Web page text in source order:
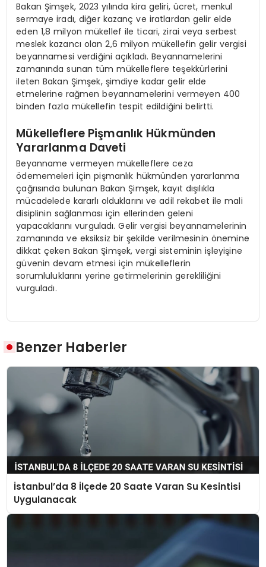
Bakan Şimşek, 2023 yılında kira geliri, ücret, menkul
sermaye iradı, diğer kazanç ve iratlardan gelir elde
eden 1,8 milyon mükellef ile ticari, zirai veya serbest
meslek kazancı olan 2,6 milyon mükellefin gelir vergisi
beyannamesi verdiğini açıkladı. Beyannamelerini
zamanında sunan tüm mükelleflere teşekkürlerini
ileten Bakan Şimşek, şimdiye kadar gelir elde
etmelerine rağmen beyannamelerini vermeyen 400
binden fazla mükellefin tespit edildiğini belirtti.
Mükelleflere Pişmanlık Hükmünden
Yararlanma Daveti
Beyanname vermeyen mükelleflere ceza
ödememeleri için pişmanlık hükmünden yararlanma
çağrısında bulunan Bakan Şimşek, kayıt dışılıkla
mücadelede kararlı olduklarını ve adil rekabet ile mali
disiplinin sağlanması için ellerinden geleni
yapacaklarını vurguladı. Gelir vergisi beyannamelerinin
zamanında ve eksiksiz bir şekilde verilmesinin önemine
dikkat çeken Bakan Şimşek, vergi sisteminin işleyişine
güvenin devam etmesi için mükelleflerin
sorumluluklarını yerine getirmelerinin gerekliliğini
vurguladı.
Benzer Haberler
İstanbul’da 8 İlçede 20 Saate Varan Su Kesintisi
Uygulanacak